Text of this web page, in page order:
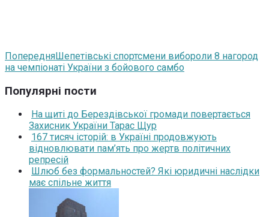
ПопередняШепетівські спортсмени вибороли 8 нагород
на чемпіонаті України з бойового самбо
Популярні пости
На щиті до Берездівської громади повертається
Захисник України Тарас Щур
167 тисяч історій: в Україні продовжують
відновлювати пам’ять про жертв політичних
репресій
Шлюб без формальностей? Які юридичні наслідки
має спільне життя